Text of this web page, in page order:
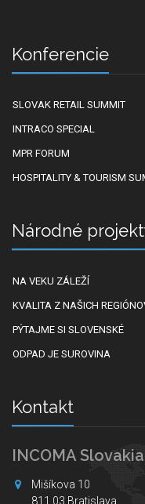
Konferencie
SLOVAK RETAIL SUMMIT
INTRACO SPECIAL
MPR FORUM
HOSPITALITY & TOURISM
Národné
NA VEKU ZÁLEŽÍ
KVALITA Z NAŠICH
PÝTAJME SI SLOVENSKÉ
ODPAD JE SUROVINA
Kontakt
INCOMA
Mišíkova 10
811 03 Bratislava